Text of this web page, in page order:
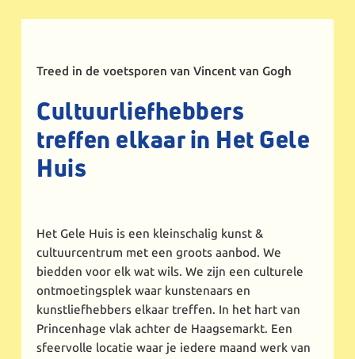
Treed in de voetsporen van Vincent van Gogh
Cultuurliefhebbers
treffen elkaar in Het Gele
Huis
Het Gele Huis is een kleinschalig kunst &
cultuurcentrum met een groots aanbod. We
biedden voor elk wat wils. We zijn een culturele
ontmoetingsplek waar kunstenaars en
kunstliefhebbers elkaar treffen. In het hart van
Princenhage vlak achter de Haagsemarkt. Een
sfeervolle locatie waar je iedere maand werk van